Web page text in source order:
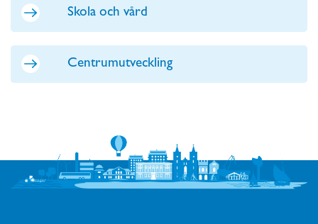
Skola och vård
Centrumutveckling